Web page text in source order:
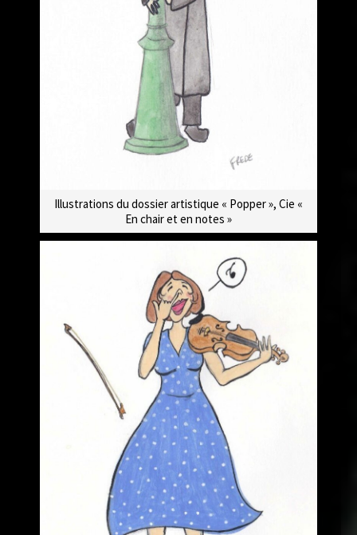
Illustrations du dossier artistique « Popper », Cie «
En chair et en notes »